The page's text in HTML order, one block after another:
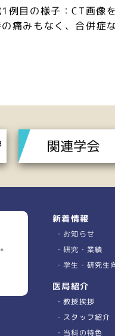
例目の様子：CT画像
痛みもなく、合併症
新着情報
お知らせ
研究・業績
学生・研究生
医局紹介
教授挨拶
スタッフ紹介
当科の特色